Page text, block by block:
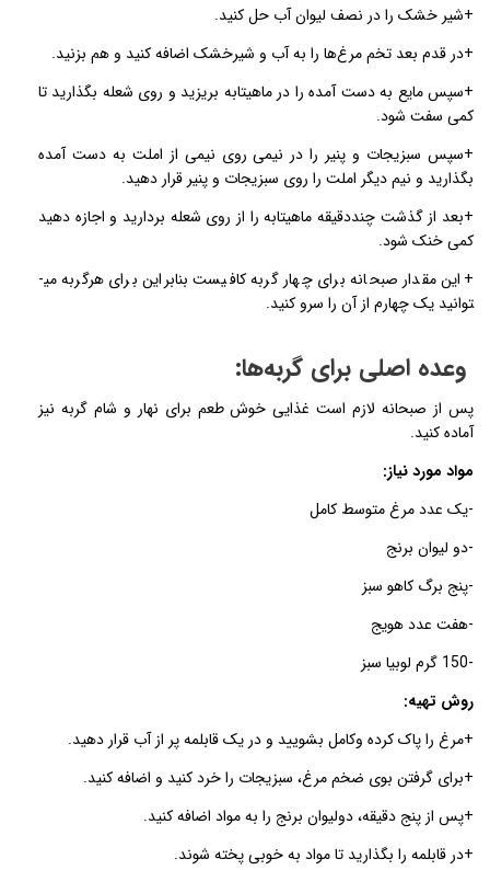
+شیر خشک را در نصف لیوان آب حل کنید.
+در قدم بعد تخم مرغ‌­ها را به آب و شیرخشک اضافه کنید و هم بزنید.
+سپس مایع به دست آمده را در ماهیتابه بریزید و روی شعله بگذارید تا
کمی سفت شود.
+سپس سبزیجات و پنیر را در نیمی روی نیمی از املت به دست آمده
بگذارید و نیم دیگر املت را روی سبزیجات و پنیر قرار دهید.
+بعد از گذشت چنددقیقه ماهی­تابه را از روی شعله بردارید و اجازه دهید
کمی خنک شود.
+این مقدار صبحانه برای چهار گربه کافیست بنابراین برای هرگربه می­
توانید یک چهارم از آن را سرو کنید.
وعده اصلی برای گربه‌­ها:
پس از صبحانه لازم است غذایی خوش طعم برای نهار و شام گربه نیز
آماده کنید.
مواد مورد نیاز:
-یک عدد مرغ متوسط کامل
-دو لیوان برنج
-پنج برگ کاهو سبز
-هفت عدد هویج
-150 گرم لوبیا سبز
روش تهیه:
+مرغ را پاک کرده وکامل بشویید و در یک قابلمه پر از آب قرار دهید.
+برای گرفتن بوی ضخم مرغ، سبزیجات را خرد کنید و اضافه کنید.
+پس از پنج دقیقه، دولیوان برنج را به مواد اضافه کنید.
+در قابلمه را بگذارید تا مواد به خوبی پخته شوند.